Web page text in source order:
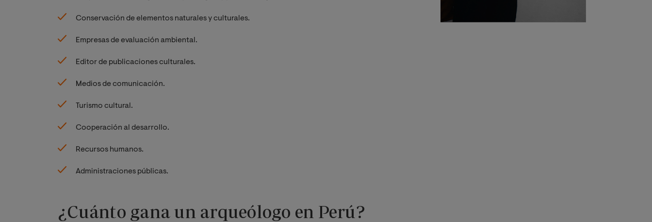
Conservación de elementos naturales y culturales.
Empresas de evaluación ambiental.
Editor de publicaciones culturales.
Medios de comunicación.
Turismo cultural.
Cooperación al desarrollo.
Recursos humanos.
Administraciones públicas.
¿Cuánto gana un arqueólogo en Perú?